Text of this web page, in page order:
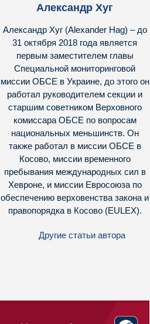
Александр Хуг
Александр Хуг (Alexander Hag) – до
31 октября 2018 года является
первым заместителем главы
Специальной мониторинговой
миссии ОБСЕ в Украине, до этого он
работал руководителем секции и
старшим советником Верховного
комиссара ОБСЕ по вопросам
национальных меньшинств. Он
также работал в миссии ОБСЕ в
Косово, миссии временного
пребывания международных сил в
Хевроне, и миссии Евросоюза по
обеспечению верховенства закона и
правопорядка в Косово (EULEX).
Другие статьи автора